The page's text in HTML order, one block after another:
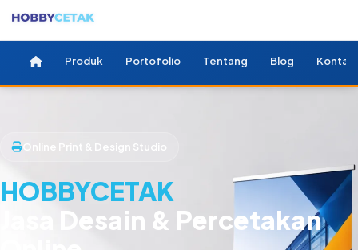
Produk Portofolio Tentang Blog Kontak
Online Print & Design Studio
HOBBYCETAK
Jasa Desain & Percetakan